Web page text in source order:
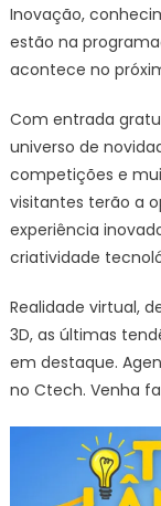
Inovação,
estão na
acontece no
Com entrada
universo de
competições e
visitantes terão a
experiência
criatividade
Realidade virtual,
3D, as últimas
em destaque.
no Ctech. Venha